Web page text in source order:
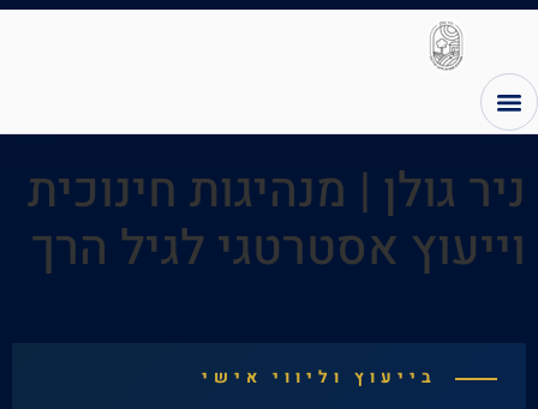
ניר גולן | מנהיגות חינוכית
וייעוץ אסטרטגי לגיל הרך
בייעוץ וליווי אישי